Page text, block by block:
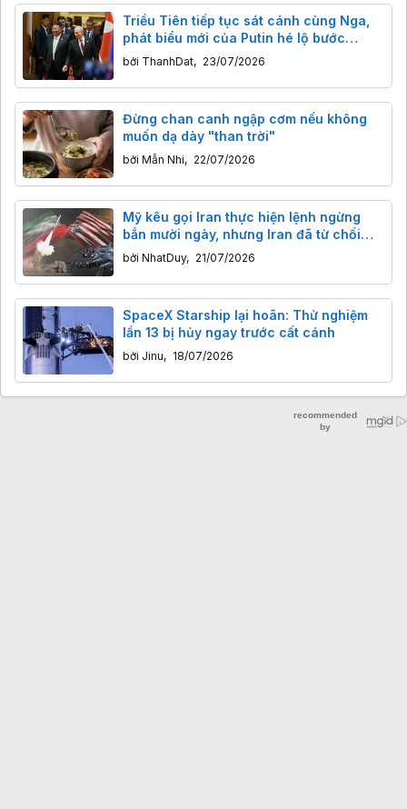
Triều Tiên tiếp tục sát cánh cùng Nga,
phát biểu mới của Putin hé lộ bước
ngoặt lớn trong hợp tác quân sự
bởi ThanhDat, 23/07/2026
Đừng chan canh ngập cơm nếu không
muốn dạ dày "than trời"
bởi Mẫn Nhi, 22/07/2026
Mỹ kêu gọi Iran thực hiện lệnh ngừng
bắn mười ngày, nhưng Iran đã từ chối
thẳng thừng.
bởi NhatDuy, 21/07/2026
SpaceX Starship lại hoãn: Thử nghiệm
lần 13 bị hủy ngay trước cất cánh
bởi Jinu, 18/07/2026